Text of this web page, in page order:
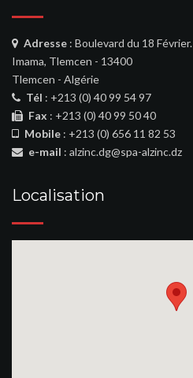
Adresse : Boulevard du 18 Février.
Imama, Tlemcen - 13400
Tlemcen - Algérie
Tél : +213 (0) 40 99 54 97
Fax : +213 (0) 40 99 50 40
Mobile : +213 (0) 656 11 82 53
e-mail : alzinc.dg@spa-alzinc.dz
Localisation